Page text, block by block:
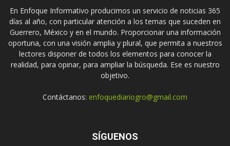
En Enfoque Informativo producimos un servicio de noticias 365
días al año, con particular atención a los temas que suceden en
Guerrero, México y en el mundo. Proporcionar una información
oportuna, con una visión amplia y plural, que permita a nuestros
lectores disponer de todos los elementos para conocer la
realidad, para opinar, para ampliar la búsqueda. Ese es nuestro
objetivo.
Contáctanos: enfoquediariogro@gmail.com
SÍGUENOS